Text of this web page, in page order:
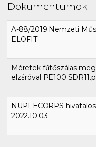
Dokumentumok
A-88/2019 Nemzeti
ELOFIT
Méretek fűtőszálas
elzáróval PE100
NUPI-ECORPS
2022.10.03.